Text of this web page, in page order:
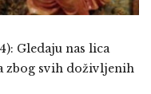
Gledaju nas lica
zbog svih doživljenih